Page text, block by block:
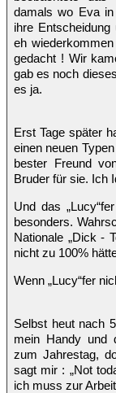
damals wo Eva in
ihre
eh
gedacht ! Wir
gab es noch
es ja.
Erst Tage später
einen neuen
bester Freund
Bruder für sie. Ich
Und das
besonders.
Nationale „Dick -
nicht zu 100%
Wenn „Lucy“fer
Selbst heut nach
mein Handy und
zum Jahrestag,
sagt mir : „Not
ich muss zur